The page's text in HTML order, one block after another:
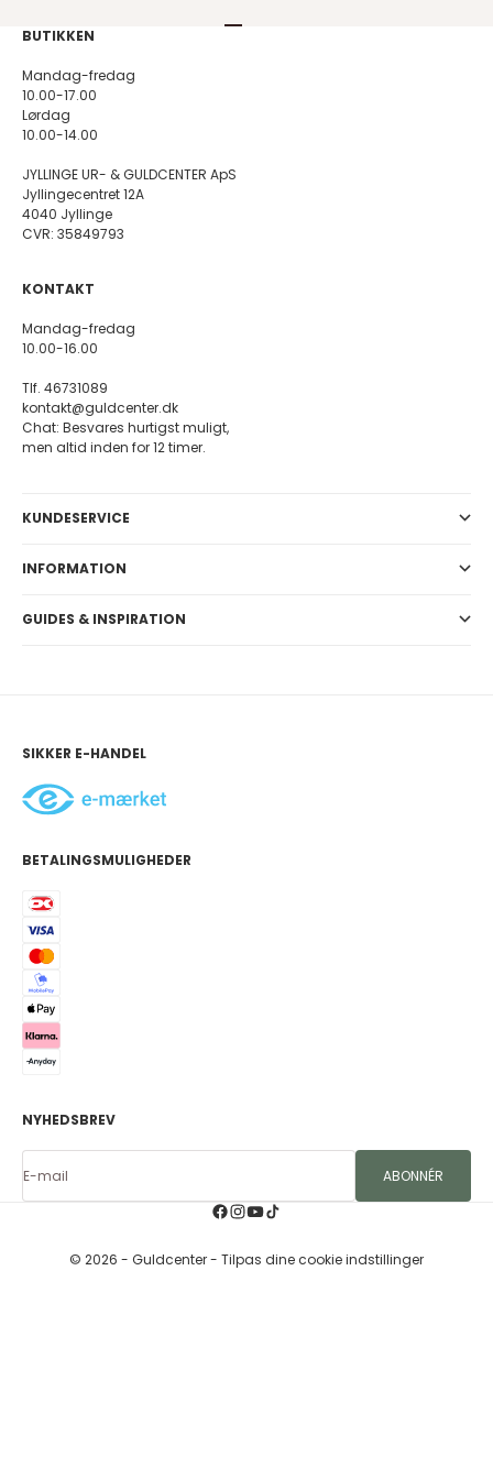
BUTIKKEN
Mandag-fredag
10.00-17.00
Lørdag
10.00-14.00
JYLLINGE UR- & GULDCENTER ApS
Jyllingecentret 12A
4040 Jyllinge
CVR: 35849793
KONTAKT
Mandag-fredag
10.00-16.00
Tlf. 46731089
kontakt@guldcenter.dk
Chat: Besvares hurtigst muligt,
men altid inden for 12 timer.
KUNDESERVICE
INFORMATION
GUIDES & INSPIRATION
SIKKER E-HANDEL
BETALINGSMULIGHEDER
NYHEDSBREV
E-mail ABONNÉR
© 2026 - Guldcenter- Tilpas dine cookie indstillinger